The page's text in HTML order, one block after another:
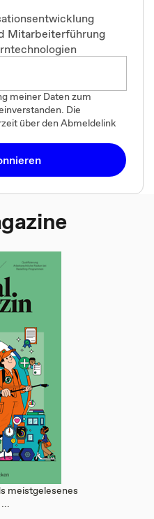
Mitarbeiterführung
meiner Daten zum
Die
über den Abmeldelink
meistgelesenes